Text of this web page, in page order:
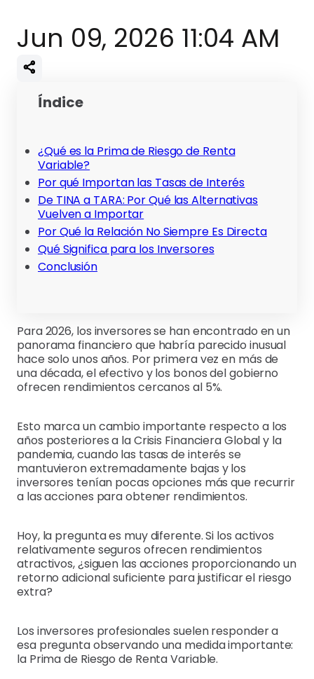
Jun 09, 2026 11:04 AM
Índice
¿Qué es la Prima de Riesgo de Renta
Variable?
Por qué Importan las Tasas de Interés
De TINA a TARA: Por Qué las Alternativas
Vuelven a Importar
Por Qué la Relación No Siempre Es Directa
Qué Significa para los Inversores
Conclusión
Para 2026, los inversores se han encontrado en un
panorama financiero que habría parecido inusual
hace solo unos años. Por primera vez en más de
una década, el efectivo y los bonos del gobierno
ofrecen rendimientos cercanos al 5%.
Esto marca un cambio importante respecto a los
años posteriores a la Crisis Financiera Global y la
pandemia, cuando las tasas de interés se
mantuvieron extremadamente bajas y los
inversores tenían pocas opciones más que recurrir
a las acciones para obtener rendimientos.
Hoy, la pregunta es muy diferente. Si los activos
relativamente seguros ofrecen rendimientos
atractivos, ¿siguen las acciones proporcionando un
retorno adicional suficiente para justificar el riesgo
extra?
Los inversores profesionales suelen responder a
esa pregunta observando una medida importante:
la Prima de Riesgo de Renta Variable.